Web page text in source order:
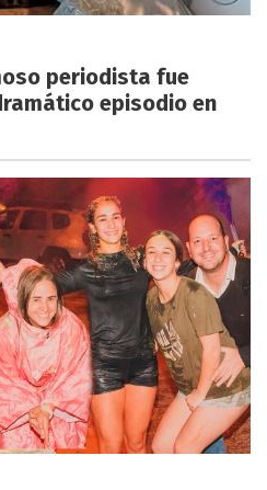
periodista fue
episodio en